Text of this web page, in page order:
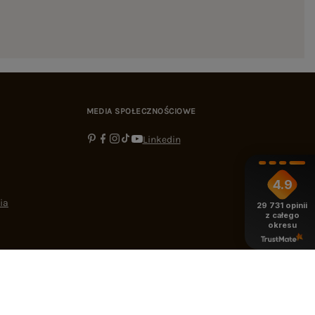
MEDIA SPOŁECZNOŚCIOWE
Linkedin
4.9
29 731 opinii
z całego
okresu